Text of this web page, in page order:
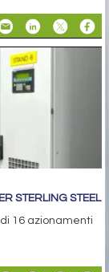
STERLING STEEL
16 azionamenti